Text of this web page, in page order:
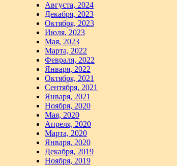
Августа, 2024
Декабря, 2023
Октября, 2023
Июля, 2023
Мая, 2023
Марта, 2022
Февраля, 2022
Января, 2022
Октября, 2021
Сентября, 2021
Января, 2021
Ноября, 2020
Мая, 2020
Апреля, 2020
Марта, 2020
Января, 2020
Декабря, 2019
Ноября, 2019